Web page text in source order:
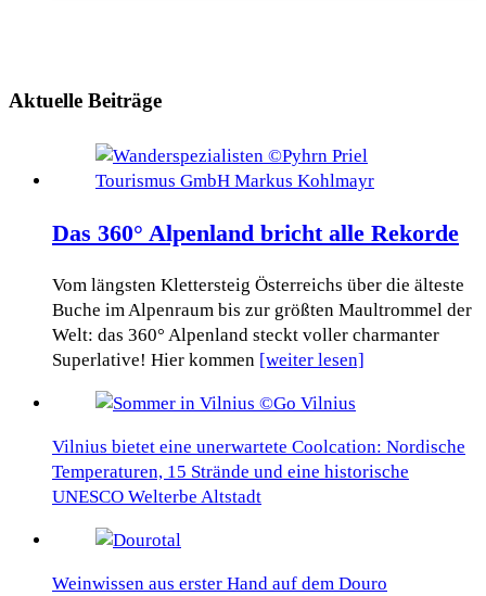
Aktuelle Beiträge
Das 360° Alpenland bricht alle Rekorde
Vom längsten Klettersteig Österreichs über die älteste
Buche im Alpenraum bis zur größten Maultrommel der
Welt: das 360° Alpenland steckt voller charmanter
Superlative! Hier kommen [weiter lesen]
Vilnius bietet eine unerwartete Coolcation: Nordische
Temperaturen, 15 Strände und eine historische
UNESCO Welterbe Altstadt
Weinwissen aus erster Hand auf dem Douro